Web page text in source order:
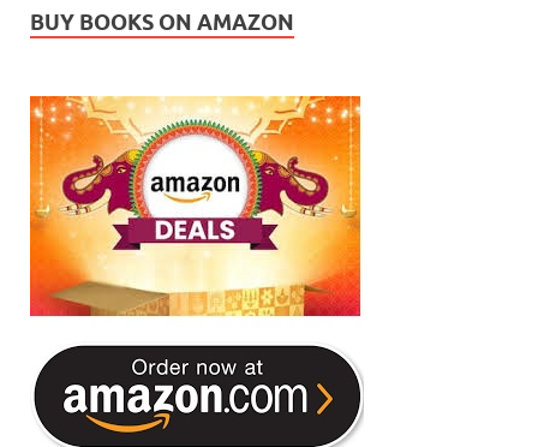
BUY BOOKS ON AMAZON